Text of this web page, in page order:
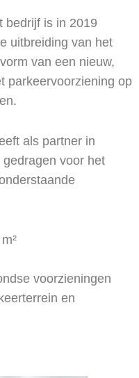
bedrijf is in 2019
uitbreiding van het
van een nieuw,
parkeervoorziening op
als partner in
voor het
voorzieningen
en